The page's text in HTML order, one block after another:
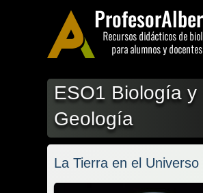
ESO1 Biología y
Geología
La Tierra en el Universo